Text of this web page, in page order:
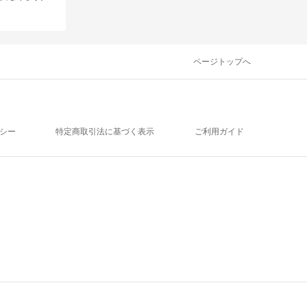
ページトップへ
ー 特定商取引法に基づく表示 ご利用ガイド